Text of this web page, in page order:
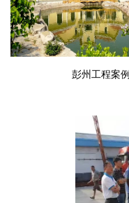
彭州工程案例